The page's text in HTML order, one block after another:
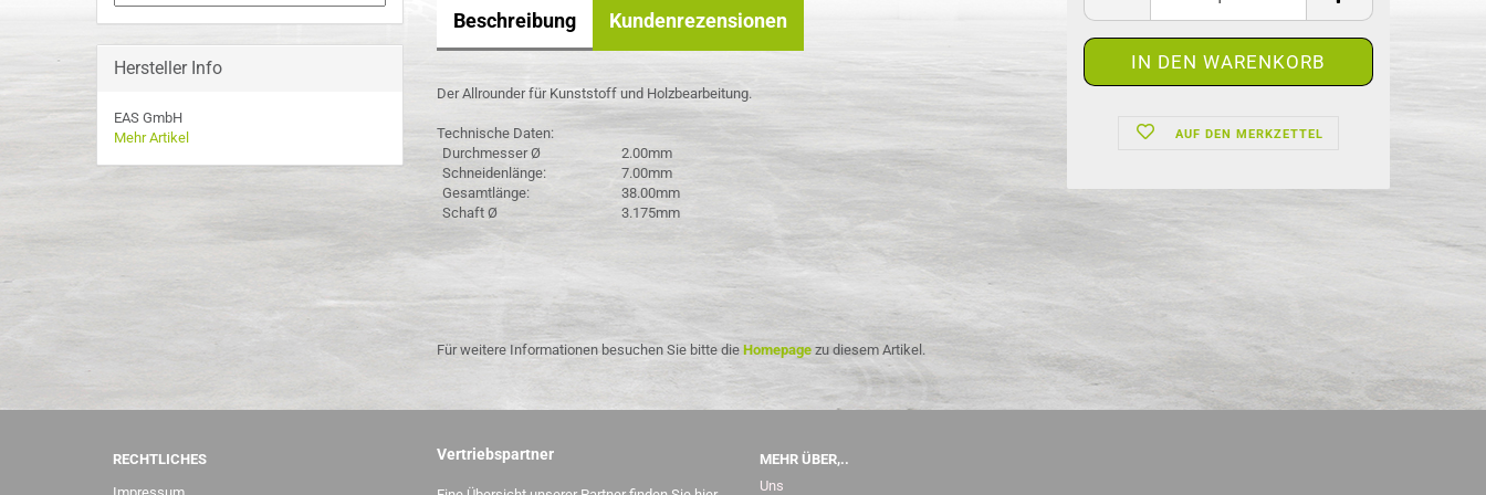
AUF DEN MERKZETTEL
Beschreibung Kundenrezensionen
Der Allrounder für Kunststoff und Holzbearbeitung.
Technische Daten:
Durchmesser Ø
2.00mm
Schneidenlänge:
7.00mm
Gesamtlänge:
38.00mm
Schaft Ø
3.175mm
Für weitere Informationen besuchen Sie bitte die Homepagezu diesem Artikel.
Hersteller Info
EAS GmbH
Mehr Artikel
RECHTLICHES
Vertriebspartner
MEHR ÜBER,..
Uns